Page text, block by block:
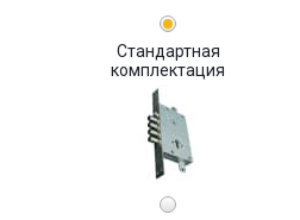
Стандартная
комплектация